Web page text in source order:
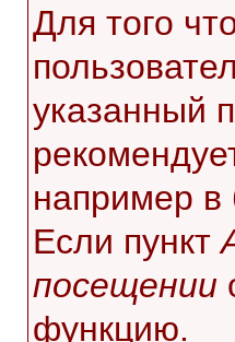
Для того
указанный
например в
Если пункт
посещении
функцию.